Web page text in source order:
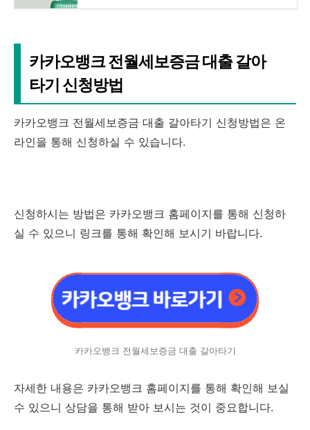
카카오뱅크 전월세보증금 대출 갈아
타기 신청방법
카카오뱅크 전월세보증금 대출 갈아타기 신청방법은 온
라인을 통해 신청하실 수 있습니다.
신청하시는 방법은 카카오뱅크 홈페이지를 통해 신청하
실 수 있으니 링크를 통해 확인해 보시기 바랍니다.
카카오뱅크 전월세보증금 대출 갈아타기
자세한 내용은 카카오뱅크 홈페이지를 통해 확인해 보실
수 있으니 상담을 통해 받아 보시는 것이 중요합니다.